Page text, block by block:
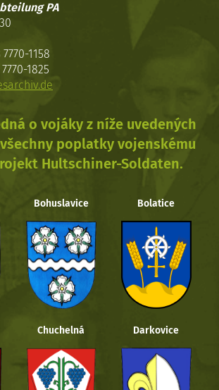
PA
1158
1825
o vojáky z níže uvedených
poplatky vojenskému
Hultschiner-Soldaten.
Bohuslavice Bolatice
Chuchelná Darkovice